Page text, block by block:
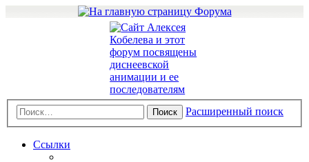
Поиск Расширенный поиск
Ссылки